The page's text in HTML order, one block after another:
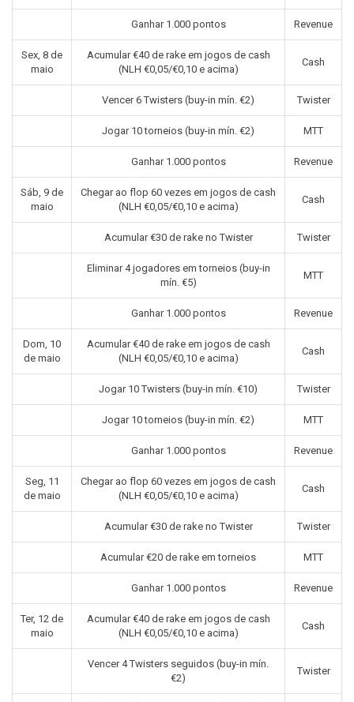
Ganhar 1.000 pontos Revenue
Sex, 8 de
maio
Acumular €40 de rake em jogos de cash
(NLH €0,05/€0,10 e acima)
Cash
Vencer 6 Twisters (buy-in mín. €2) Twister
Jogar 10 torneios (buy-in mín. €2) MTT
Ganhar 1.000 pontos Revenue
Sáb, 9 de
maio
Chegar ao flop 60 vezes em jogos de cash
(NLH €0,05/€0,10 e acima)
Cash
Acumular €30 de rake no Twister Twister
Eliminar 4 jogadores em torneios (buy-in
mín. €5)
MTT
Ganhar 1.000 pontos Revenue
Dom, 10
de maio
Acumular €40 de rake em jogos de cash
(NLH €0,05/€0,10 e acima)
Cash
Jogar 10 Twisters (buy-in mín. €10) Twister
Jogar 10 torneios (buy-in mín. €2) MTT
Ganhar 1.000 pontos Revenue
Seg, 11
de maio
Chegar ao flop 60 vezes em jogos de cash
(NLH €0,05/€0,10 e acima)
Cash
Acumular €30 de rake no Twister Twister
Acumular €20 de rake em torneios MTT
Ganhar 1.000 pontos Revenue
Ter, 12 de
maio
Acumular €40 de rake em jogos de cash
(NLH €0,05/€0,10 e acima)
Cash
Vencer 4 Twisters seguidos (buy-in mín.
€2)
Twister